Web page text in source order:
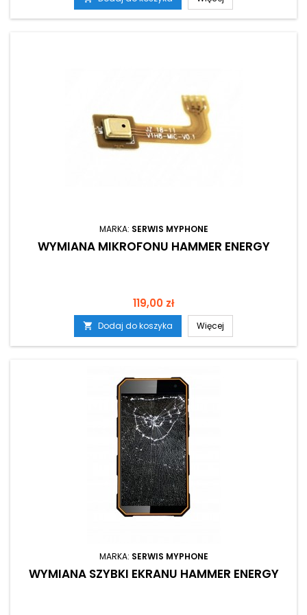
MARKA: SERWIS MYPHONE
WYMIANA MIKROFONU HAMMER ENERGY
Cena
119,00 zł
 Dodaj do koszyka Więcej
MARKA: SERWIS MYPHONE
WYMIANA SZYBKI EKRANU HAMMER ENERGY